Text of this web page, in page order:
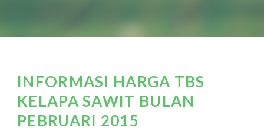
INFORMASI HARGA TBS
KELAPA SAWIT BULAN
PEBRUARI 2015